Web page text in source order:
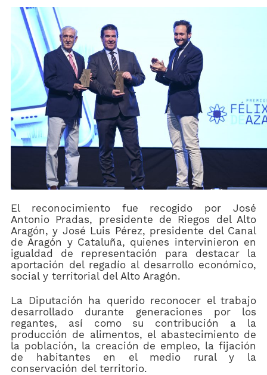
El reconocimiento fue recogido por José
Antonio Pradas, presidente de Riegos del Alto
Aragón, y José Luis Pérez, presidente del Canal
de Aragón y Cataluña, quienes intervinieron en
igualdad de representación para destacar la
aportación del regadío al desarrollo económico,
social y territorial del Alto Aragón.
La Diputación ha querido reconocer el trabajo
desarrollado durante generaciones por los
regantes, así como su contribución a la
producción de alimentos, el abastecimiento de
la población, la creación de empleo, la fijación
de habitantes en el medio rural y la
conservación del territorio.